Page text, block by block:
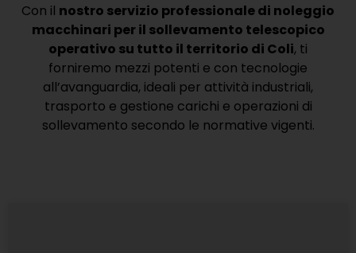
Con il nostro servizio professionale di noleggio
macchinari per il sollevamento telescopico
operativo su tutto il territorio di Coli, ti
forniremo mezzi potenti e con tecnologie
all’avanguardia, ideali per attività industriali,
trasporto e gestione carichi e operazioni di
sollevamento secondo le normative vigenti.